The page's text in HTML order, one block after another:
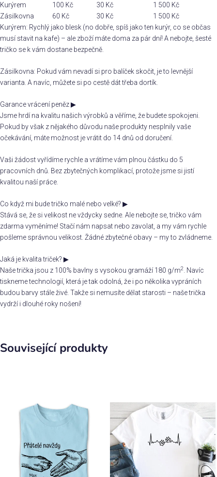
Kurýrem
100 Kč 30 Kč
1 500 Kč
Zásilkovna
60 Kč 30 Kč
1 500 Kč
Kurýrem: Rychlý jako blesk (no dobře, spíš jako ten kurýr, co se občas
musí stavit na kafe) – ale zboží máte doma za pár dní! A nebojte, šesté
tričko se k vám dostane bezpečně.
Zásilkovna: Pokud vám nevadí si pro balíček skočit, je to levnější
varianta. A navíc, můžete si po cestě dát třeba dortík.
Garance vrácení peněz▶
Jsme hrdí na kvalitu našich výrobků a věříme, že budete spokojeni.
Pokud by však z nějakého důvodu naše produkty nesplnily vaše
očekávání, máte možnost je vrátit do 14 dnů od doručení.
Vaši žádost vyřídíme rychle a vrátíme vám plnou částku do 5
pracovních dnů. Bez zbytečných komplikací, protože jsme si jistí
kvalitou naší práce.
Co když mi bude tričko malé nebo velké? ▶
Stává se, že si velikost ne vždycky sedne. Ale nebojte se, tričko vám
zdarma vyměníme! Stačí nám napsat nebo zavolat, a my vám rychle
pošleme správnou velikost. Žádné zbytečné obavy – my to zvládneme.
Jaká je kvalita triček? ▶
Naše trička jsou z 100% bavlny s vysokou gramáží 180 g/m2
. Navíc
tiskneme technologií, která je tak odolná, že i po několika vypráních
budou barvy stále živé. Takže si nemusíte dělat starosti – naše trička
vydrží i dlouhé roky nošení!
Související produkty